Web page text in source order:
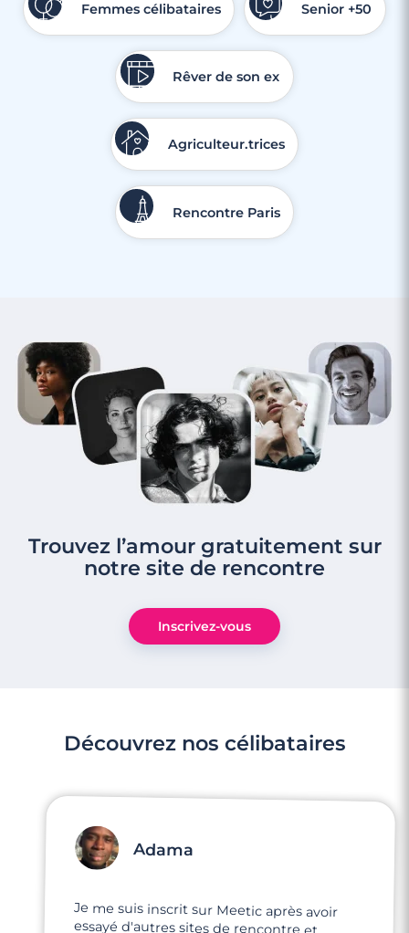
Femmes célibataires Senior +50
Rêver de son ex
Agriculteur.trices
Rencontre Paris
Trouvez l’amour gratuitement sur
notre site de rencontre
Inscrivez-vous
Découvrez nos célibataires
Adama
Je me suis inscrit sur Meetic après avoir
essayé d'autres sites de rencontre et
Meetic se démarque largement par son
professionnalisme et son engagement